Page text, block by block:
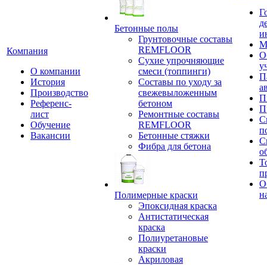
Компания
О компании
История
Производство
Референс-
лист
Обучение
Вакансии
Бетонные полы
Грунтовочные составы
REMFLOOR
Сухие упрочняющие
смеси (топпинги)
Составы по уходу за
свежевыложенным
бетоном
Ремонтные составы
REMFLOOR
Бетонные стяжки
Фибра для бетона
Полимерные краски
Эпоксидная краска
Антистатическая
краска
Полиуретановые
краски
Акриловая